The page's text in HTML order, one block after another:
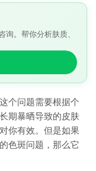
。帮你分析肤质、
个问题需要根据个
期暴晒导致的皮肤
你有效。但是如果
色斑问题，那么它